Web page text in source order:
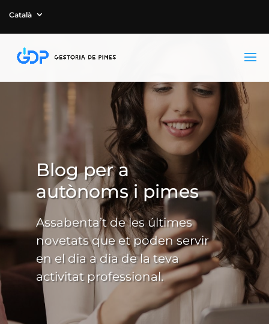
Català
Blog per a
autònoms i pimes
Assabenta’t de les últimes
novetats que et poden servir
en el dia a dia de la teva
activitat professional.